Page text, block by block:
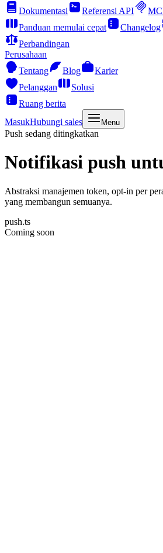
Dokumentasi
Referensi API
Panduan memulai cepat
Changelog
Perbandingan
Perusahaan
Tentang
Blog
Karier
Pelanggan
Solusi
Ruang berita
MasukHubungi sales Menu
Push sedang ditingkatkan
Notifikasi push
Abstraksi manajemen token, opt-in per
yang membangun semuanya.
push.ts
Coming soon